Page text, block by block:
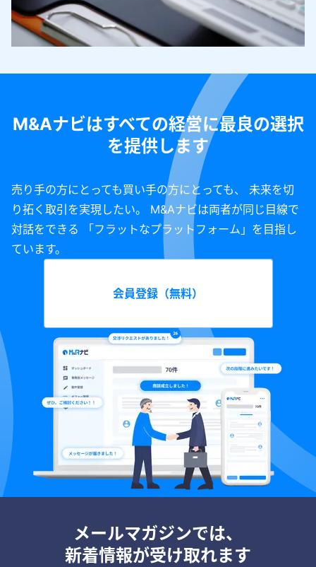
M&Aナビはすべての経営に最良の選択
を提供します
売り手の方にとっても買い手の方にとっても、 未来を切
り拓く取引を実現したい。 M&Aナビは両者が同じ目線で
対話をできる 「フラットなプラットフォーム」を目指し
ています。
会員登録（無料）
メールマガジンでは、
新着情報が受け取れます